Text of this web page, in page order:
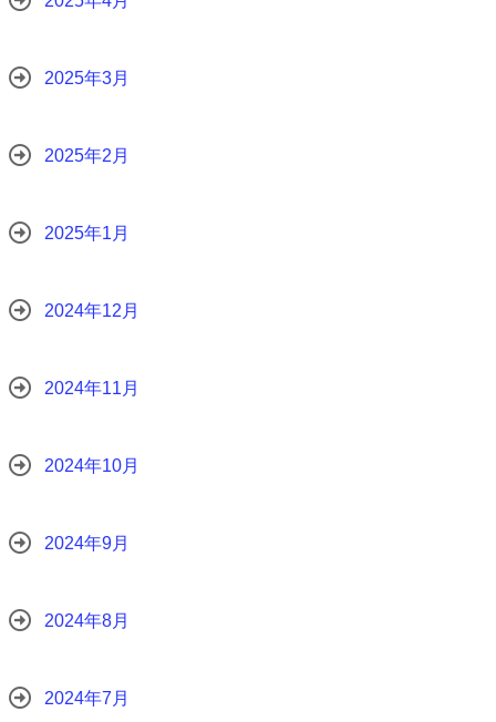
2025年3月
2025年2月
2025年1月
2024年12月
2024年11月
2024年10月
2024年9月
2024年8月
2024年7月